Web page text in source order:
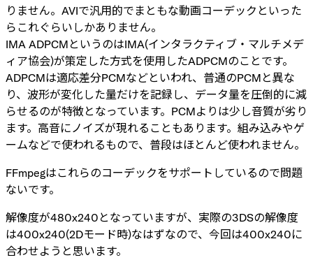
りません。AVIで汎用的でまともな動画コーデックといった
らこれぐらいしかありません。
IMA ADPCMというのはIMA(インタラクティブ・マルチメデ
ィア協会)が策定した方式を使用したADPCMのことです。
ADPCMは適応差分PCMなどといわれ、普通のPCMと異な
り、波形が変化した量だけを記録し、データ量を圧倒的に減
らせるのが特徴となっています。PCMよりは少し音質が劣り
ます。高音にノイズが現れることもあります。組み込みやゲ
ームなどで使われるもので、普段はほとんど使われません。
FFmpegはこれらのコーデックをサポートしているので問題
ないです。
解像度が480x240となっていますが、実際の3DSの解像度
は400x240(2Dモード時)なはずなので、今回は400x240に
合わせようと思います。